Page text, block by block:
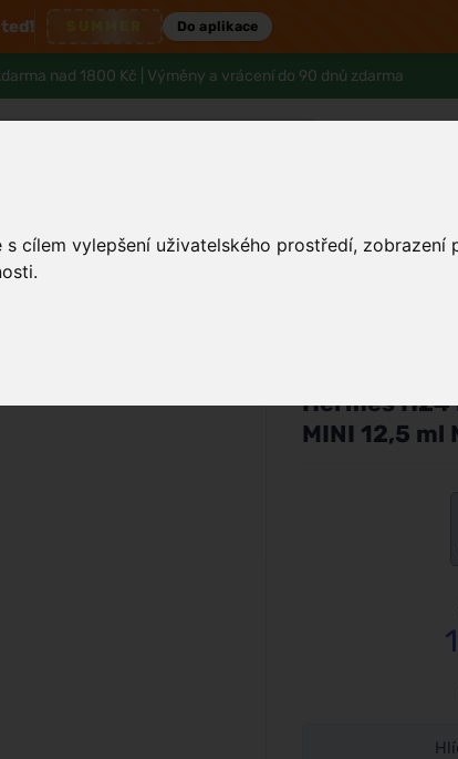
vylepšení uživatelského prostředí, zobrazení
teď! Do aplikace
nad 1800 Kč | Výměny a vrácení do 90 dnů zdarma
Muži Zdraví Domácnost
Hermès H24
MINI 12,5 ml